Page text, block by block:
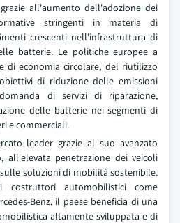
grazie all'aumento dell'adozione dei
stringenti in materia di
crescenti nell'infrastruttura di
batterie. Le politiche europee a
di economia circolare, del riutilizzo
di riduzione delle emissioni
di servizi di riparazione,
delle batterie nei segmenti di
e commerciali.
leader grazie al suo avanzato
all'elevata penetrazione dei veicoli
soluzioni di mobilità sostenibile.
costruttori automobilistici come
Benz, il paese beneficia di una
altamente sviluppata e di